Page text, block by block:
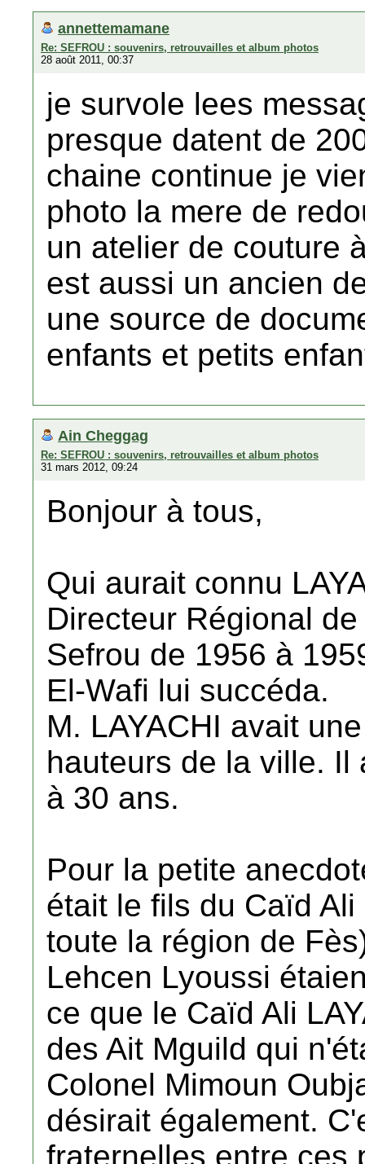
annettemamane
Re: SEFROU : souvenirs, retrouvailles et album photos
28 août 2011, 00:37
je survole lees
presque datent de
chaine continue je
photo la mere de
un atelier de couture
est aussi un ancien
une source de
enfants et petits
Ain Cheggag
Re: SEFROU : souvenirs, retrouvailles et album photos
31 mars 2012, 09:24
Bonjour à tous,
Qui aurait connu
Directeur Régional
Sefrou de 1956 à
El-Wafi lui succéda.
M. LAYACHI avait
hauteurs de la ville. Il
à 30 ans.
Pour la petite
était le fils du Caïd
toute la région de
Lehcen Lyoussi
ce que le Caïd Ali
des Ait Mguild qui
Colonel Mimoun
désirait également.
fraternelles entre ces